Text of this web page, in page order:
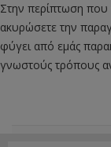
Στην περίπτωση
ακυρώσετε την
φύγει από εμάς
γνωστούς τρόπους